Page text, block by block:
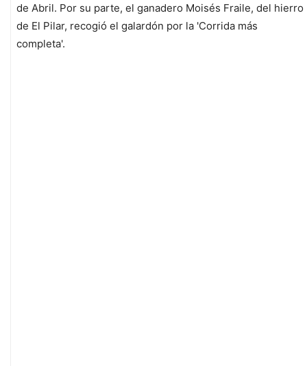
de Abril. Por su parte, el ganadero Moisés Fraile, del hierro
de El Pilar, recogió el galardón por la 'Corrida más
completa'.